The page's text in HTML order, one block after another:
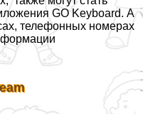
GO Keyboard. А
телефонных номерах